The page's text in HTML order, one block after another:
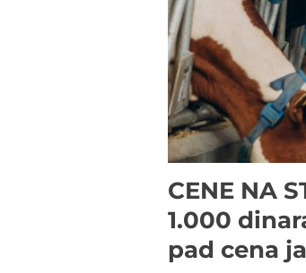
CENE NA
1.000
pad cena